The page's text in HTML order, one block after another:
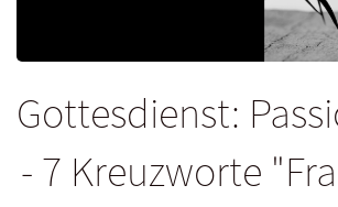
Gottesdienst:
- 7 Kreuzworte